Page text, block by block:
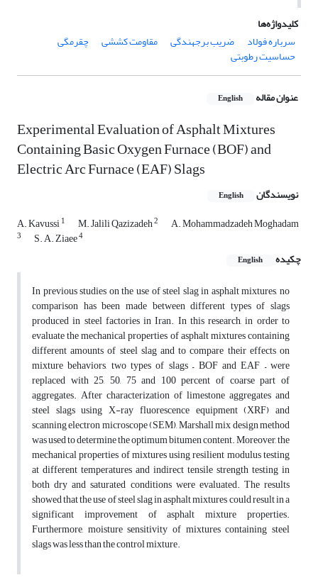
کلیدواژه‌ها
سرباره فولاد
ضریب برجهندگی مقاومت کششی چقرمگی
حساسیت رطوبتی
عنوان مقاله English
Experimental Evaluation of Asphalt Mixtures
Containing Basic Oxygen Furnace (BOF) and
Electric Arc Furnace (EAF) Slags
نویسندگان English
A. Kavussi1 M. Jalili Qazizadeh2 A. Mohammadzadeh Moghadam
3 S. A. Ziaee4
چکیده English
In previous studies on the use of steel slag in asphalt mixtures, no
comparison has been made between different types of slags
produced in steel factories in Iran. In this research, in order to
evaluate the mechanical properties of asphalt mixtures containing
different amounts of steel slag and to compare their effects on
mixture behaviors, two types of slags – BOF and EAF – were
replaced with 25, 50, 75 and 100 percent of coarse part of
aggregates. After characterization of limestone aggregates and
steel slags using X-ray fluorescence equipment (XRF) and
scanning electron microscope (SEM), Marshall mix design method
was used to determine the optimum bitumen content. Moreover, the
mechanical properties of mixtures using resilient modulus testing
at different temperatures and indirect tensile strength testing in
both dry and saturated conditions were evaluated. The results
showed that the use of steel slag in asphalt mixtures could result in a
significant improvement of asphalt mixture properties.
Furthermore, moisture sensitivity of mixtures containing steel
slags was less than the control mixture.